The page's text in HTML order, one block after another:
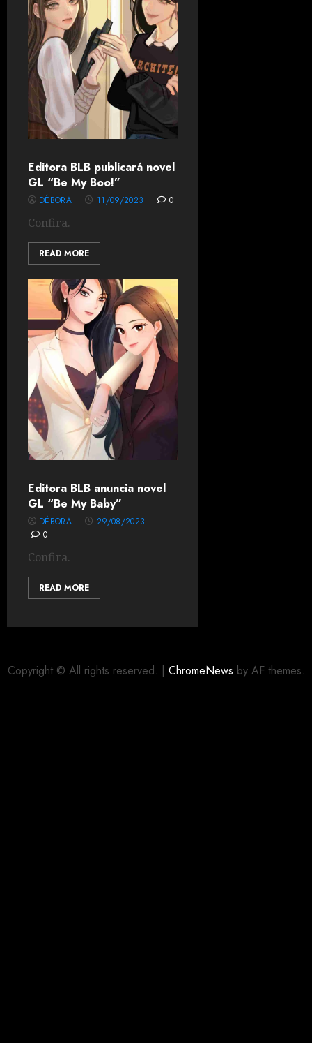
Editora BLB publicará novel
GL “Be My Boo!”
DÉBORA 11/09/2023 0
Confira.
READ MORE
Editora BLB anuncia novel
GL “Be My Baby”
DÉBORA
29/08/2023
0
Confira.
READ MORE
Copyright © All rights reserved. | ChromeNews by AF themes.